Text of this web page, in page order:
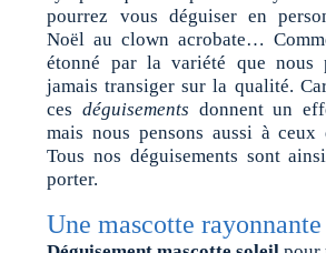
pourrez vous déguiser en
Noël au clown acrobate…
étonné par la variété que nous
jamais transiger sur la qualité.
cesdéguisements donnent un
mais nous pensons aussi à
Tous nos déguisements sont
porter.
Une mascotte